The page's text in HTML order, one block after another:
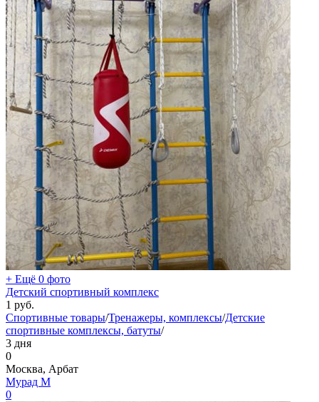
+ Ещё 0 фото
Детский спортивный комплекс
1 руб.
Спортивные товары/Тренажеры, комплексы/Детские
спортивные комплексы, батуты/
3 дня
0
Москва, Арбат
Мурад М
0